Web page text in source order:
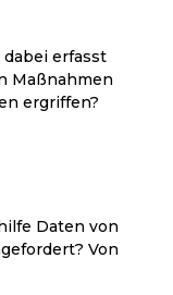
erfasst
Maßnahmen
ergriffen?
Daten von
Von